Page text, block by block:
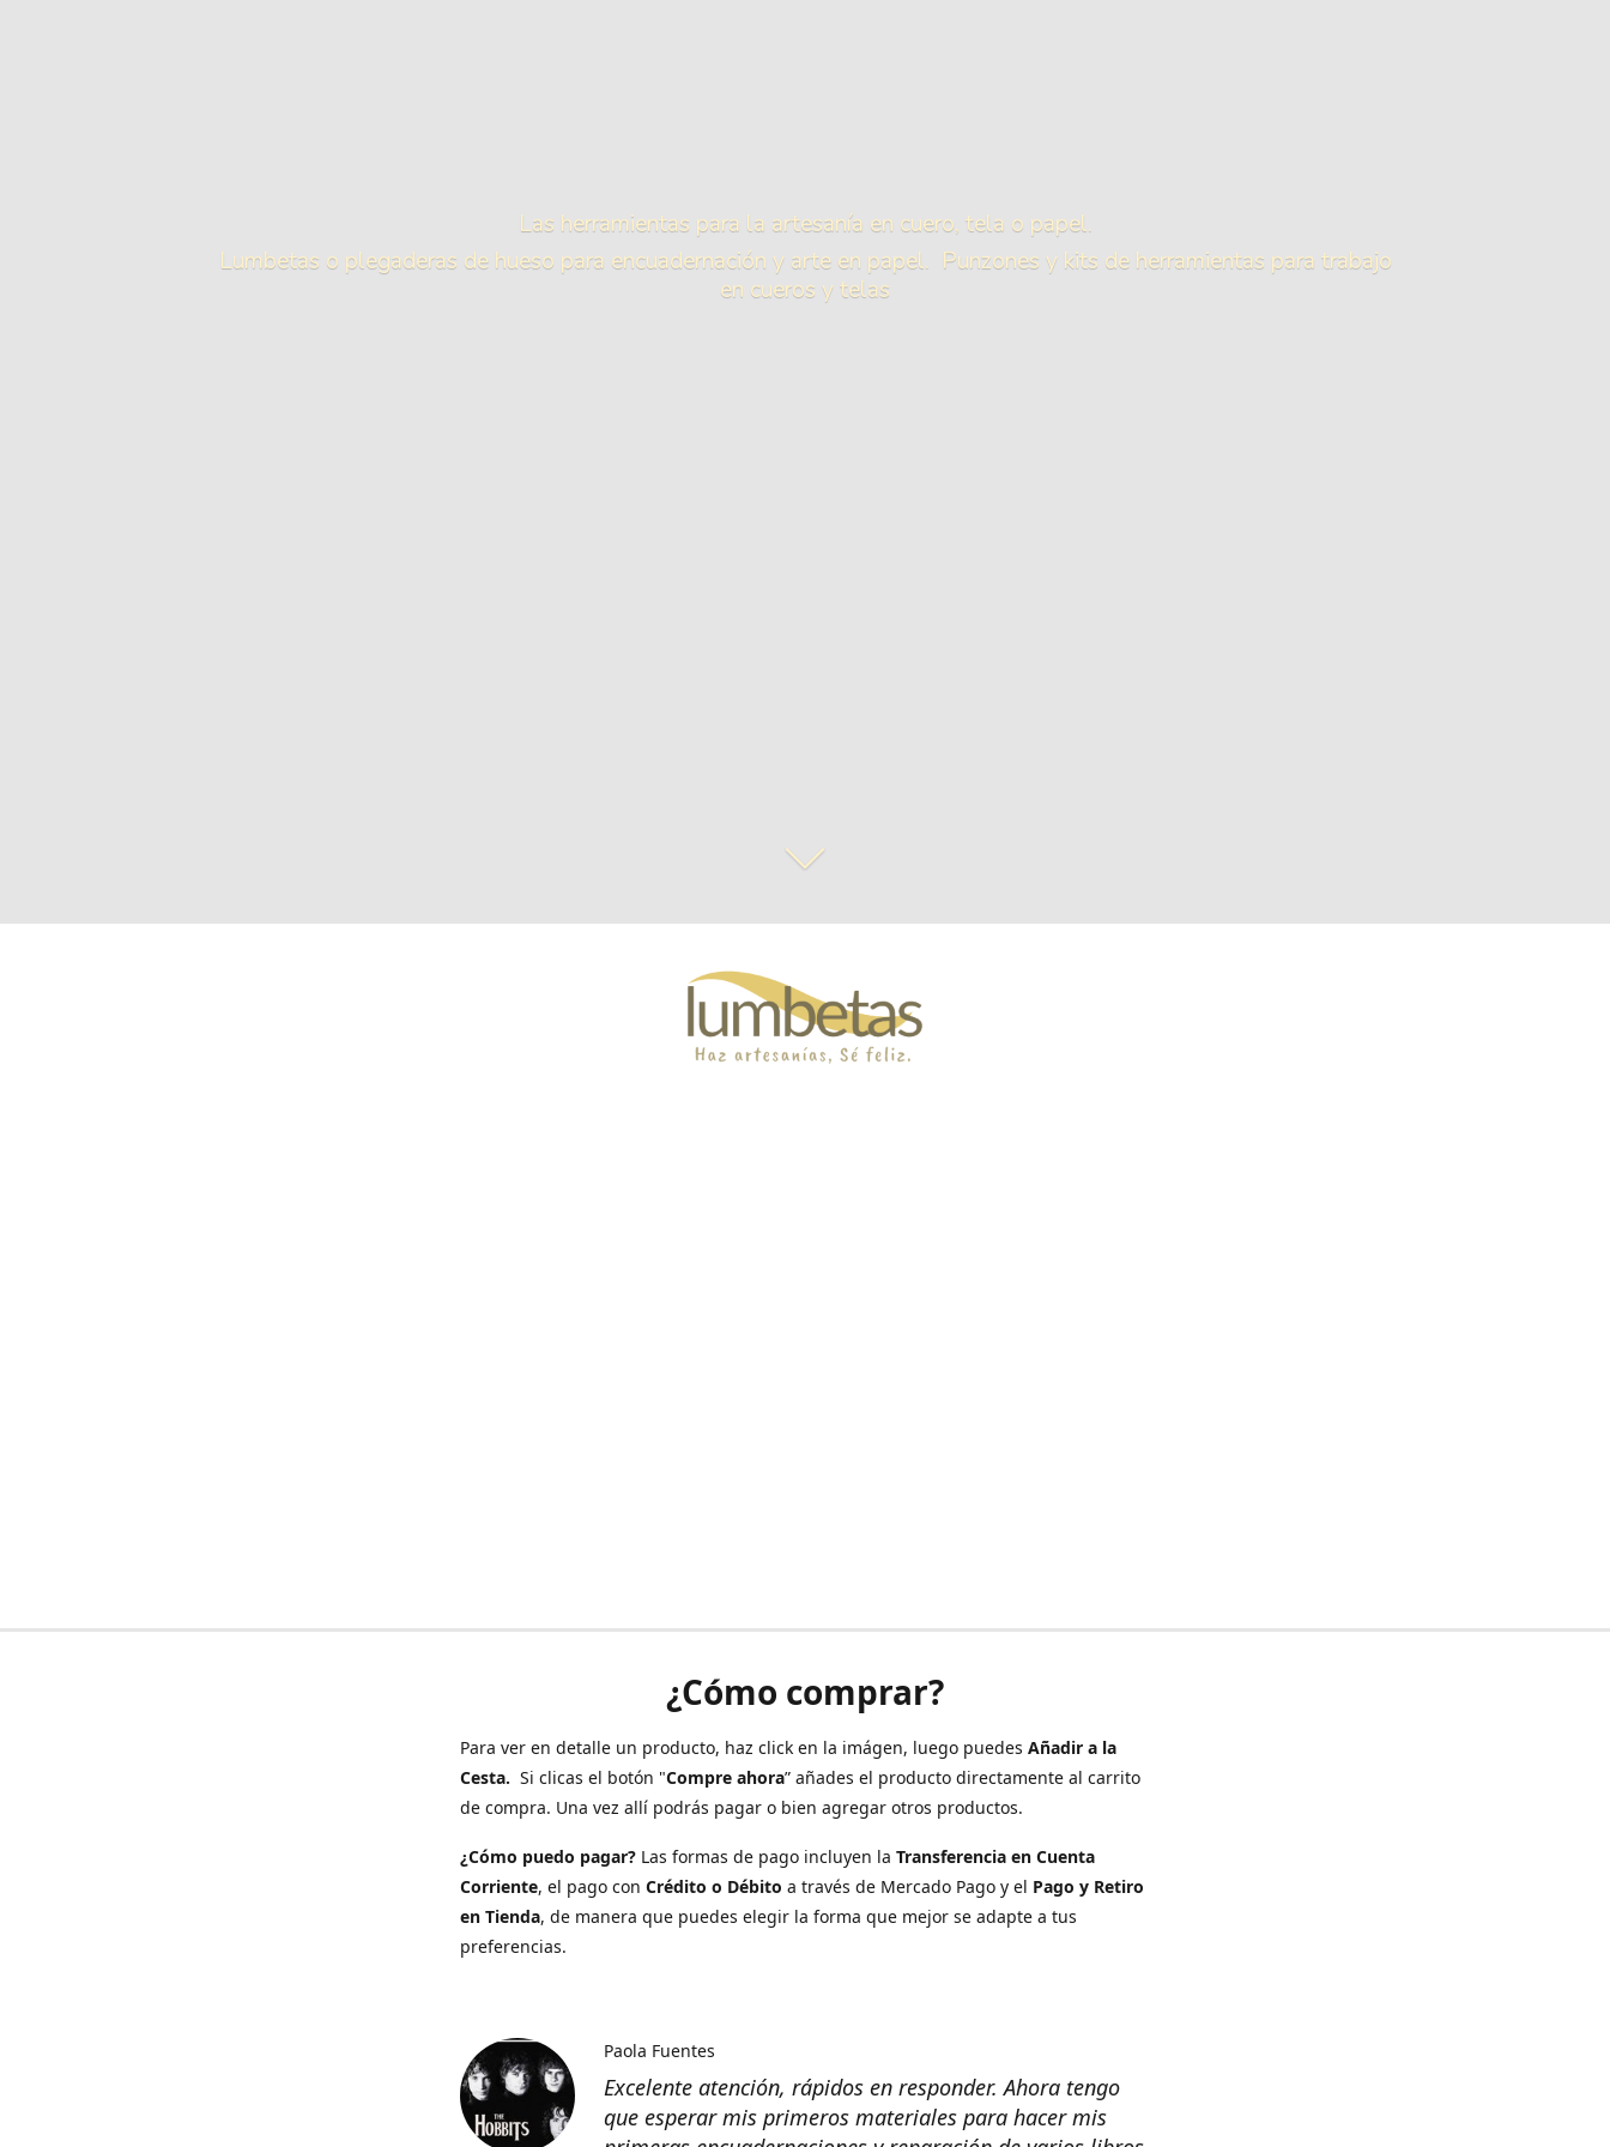
Las herramientas para la artesanía en cuero, tela o papel.
Lumbetas o plegaderas de hueso para encuadernación y arte en papel. Punzones y kits de herramientas para trabajo
en cueros y telas
¿Cómo comprar?
Para ver en detalle un producto, haz click en la imágen, luego puedes Añadir a la
Cesta. Si clicas el botón "Compre ahora” añades el producto directamente al carrito
de compra. Una vez allí podrás pagar o bien agregar otros productos.
¿Cómo puedo pagar? Las formas de pago incluyen la Transferencia en Cuenta
Corriente, el pago con Crédito o Débito a través de Mercado Pago y el Pago y Retiro
en Tienda, de manera que puedes elegir la forma que mejor se adapte a tus
preferencias.
Excelente atención, rápidos en responder. Ahora tengo
que esperar mis primeros materiales para hacer mis
Paola Fuentes